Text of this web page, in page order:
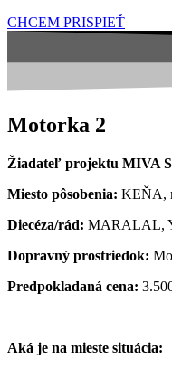
CHCEM PRISPIEŤ
Motorka 2
Žiadateľ projektu MIVA
Miesto pôsobenia: KEŇA,
Diecéza/rád: MARALAL,
Dopravný prostriedok:
Predpokladaná cena:
Aká je na mieste situácia: